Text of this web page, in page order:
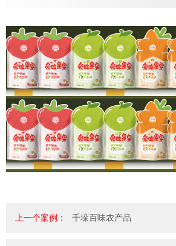
上一个案例： 千垛百味农产品